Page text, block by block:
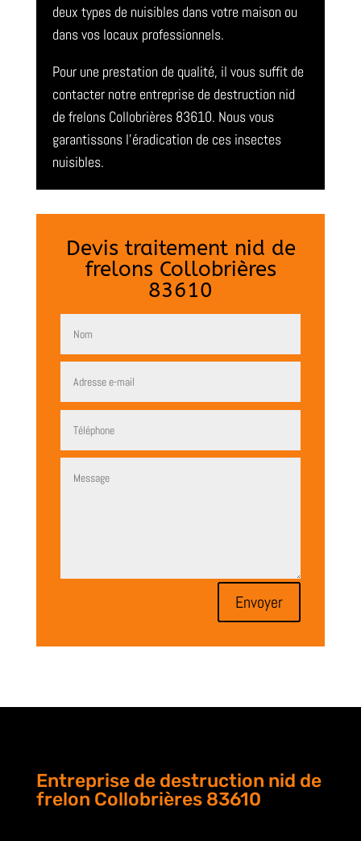
deux types de nuisibles dans votre maison ou
dans vos locaux professionnels.
Pour une prestation de qualité, il vous suffit de
contacter notre entreprise de destruction nid
de frelons Collobrières 83610. Nous vous
garantissons l’éradication de ces insectes
nuisibles.
Devis traitement nid de
frelons Collobrières
83610
Envoyer
Entreprise de destruction nid de
frelon Collobrières 83610